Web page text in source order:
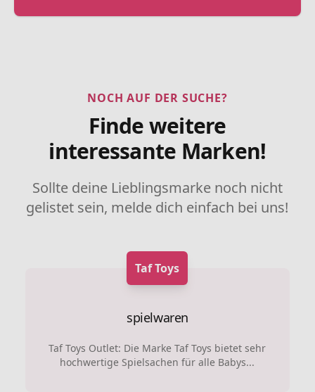
NOCH AUF DER SUCHE?
Finde weitere
interessante Marken!
Sollte deine Lieblingsmarke noch nicht
gelistet sein, melde dich einfach bei uns!
Taf Toys
spielwaren
Taf Toys Outlet: Die Marke Taf Toys bietet sehr
hochwertige Spielsachen für alle Babys...